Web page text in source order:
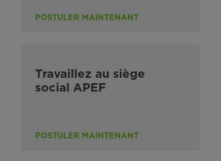
POSTULER MAINTENANT
Travaillez au siège
social APEF
POSTULER MAINTENANT